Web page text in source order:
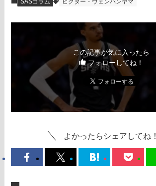
SASコラム ビクター・ウェンバンヤマ
この記事が気に入ったら
フォローしてね！
よかったらシェアしてね！